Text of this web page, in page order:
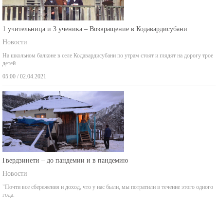
1 учительница и 3 ученика – Возвращение в Кодавардисубани
Новости
На школьном балконе в селе Кодавардисубани по утрам стоят и глядят на дорогу трое
детей.
05:00 / 02.04.2021
Гвердзинети – до пандемии и в пандемию
Новости
"Почти все сбережения и доход, что у нас были, мы потратили в течение этого одного
года.